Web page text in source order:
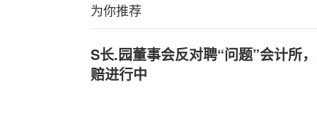
为你推荐
S长.园董事会反对聘“问题”会计所
赔进行中